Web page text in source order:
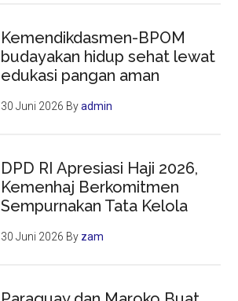
Kemendikdasmen-BPOM
budayakan hidup sehat lewat
edukasi pangan aman
30 Juni 2026 Byadmin
DPD RI Apresiasi Haji 2026,
Kemenhaj Berkomitmen
Sempurnakan Tata Kelola
30 Juni 2026 By zam